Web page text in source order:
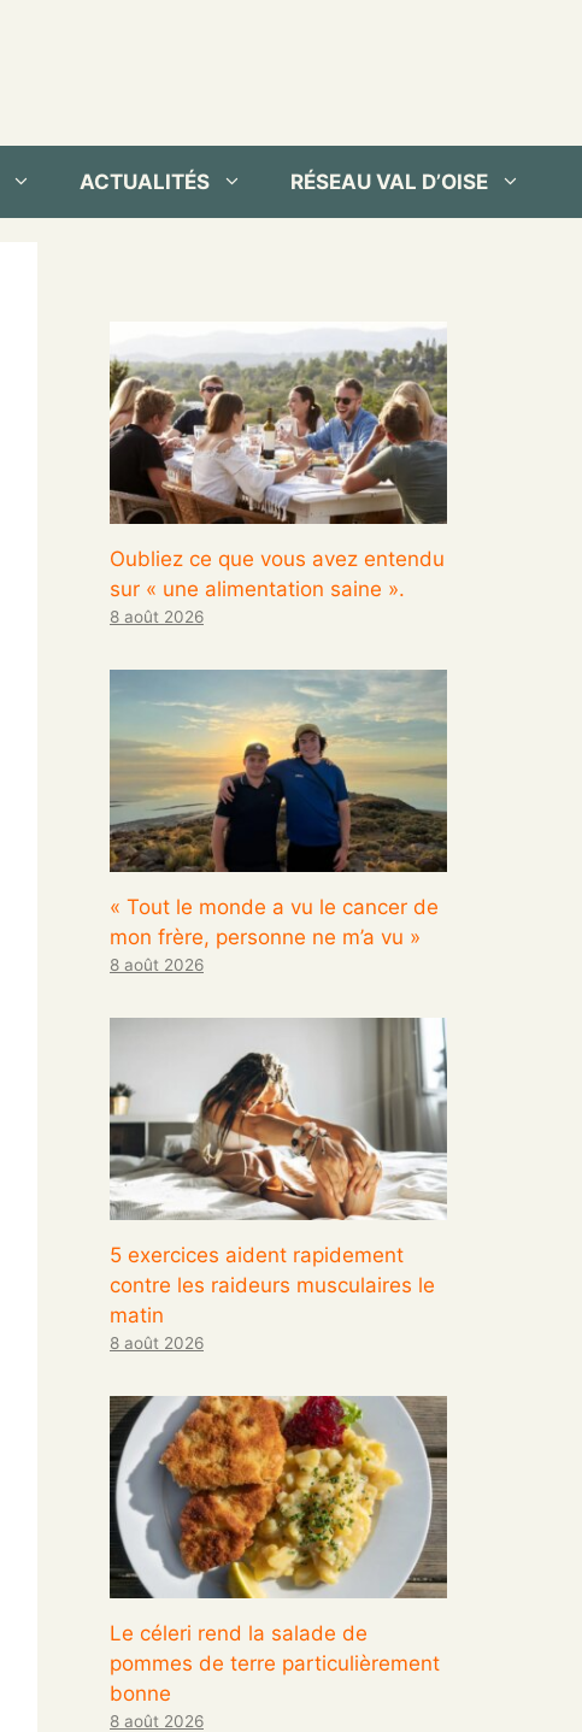
ACTUALITÉS RÉSEAU VAL D’OISE
Oubliez ce que vous avez entendu
sur « une alimentation saine ».
8 août 2026
« Tout le monde a vu le cancer de
mon frère, personne ne m’a vu »
8 août 2026
5 exercices aident rapidement
contre les raideurs musculaires le
matin
8 août 2026
Le céleri rend la salade de
pommes de terre particulièrement
bonne
8 août 2026